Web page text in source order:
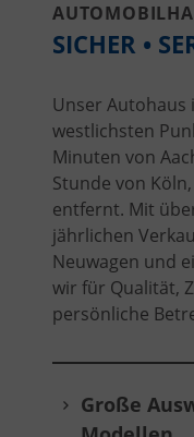
SICHER •
Unser Autohaus
westlichsten
Minuten von
Stunde von
entfernt. Mit
jährlichen
Neuwagen und
wir für Qualität,
persönliche
Große